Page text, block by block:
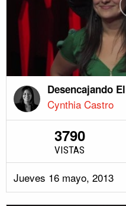
Desencajando
Cynthia Castro
3790
VISTAS
Jueves 16 mayo, 2013